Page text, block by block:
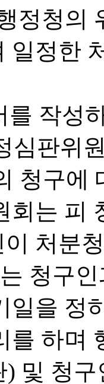
정청의
일정한